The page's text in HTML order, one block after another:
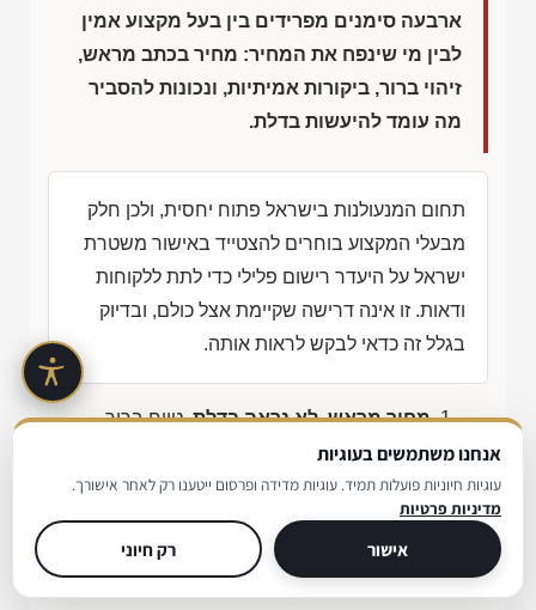
ארבעה סימנים מפרידים בין בעל מקצוע אמין
לבין מי שינפח את המחיר: מחיר בכתב מראש,
זיהוי ברור, ביקורות אמיתיות, ונכונות להסביר
מה עומד להיעשות בדלת.
תחום המנעולנות בישראל פתוח יחסית, ולכן חלק
מבעלי המקצוע בוחרים להצטייד באישור משטרת
ישראל על היעדר רישום פלילי כדי לתת ללקוחות
ודאות. זו אינה דרישה שקיימת אצל כולם, ובדיוק
בגלל זה כדאי לבקש לראות אותה.
מחיר מראש, לא נראה בדלת, טווח ברור
בטלפון או בוואטסאפ, כולל מה שעשוי לשנות
אותו.
זיהוי, שם מלא, עסק מזוהה, וחשבונית בסוף
העבודה.
אנחנו משתמשים בעוגיות
עוגיות חיוניות פועלות תמיד. עוגיות מדידה ופרסום ייטענו רק לאחר אישורך.
מדיניות פרטיות
אישור רק חיוני